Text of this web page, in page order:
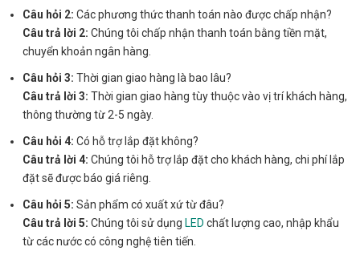
Câu hỏi 2: Các phương thức thanh toán nào được chấp nhận?
Câu trả lời 2: Chúng tôi chấp nhận thanh toán bằng tiền mặt,
chuyển khoản ngân hàng.
Câu hỏi 3: Thời gian giao hàng là bao lâu?
Câu trả lời 3: Thời gian giao hàng tùy thuộc vào vị trí khách hàng,
thông thường từ 2-5 ngày.
Câu hỏi 4: Có hỗ trợ lắp đặt không?
Câu trả lời 4: Chúng tôi hỗ trợ lắp đặt cho khách hàng, chi phí lắp
đặt sẽ được báo giá riêng.
Câu hỏi 5: Sản phẩm có xuất xứ từ đâu?
Câu trả lời 5: Chúng tôi sử dụng LED chất lượng cao, nhập khẩu
từ các nước có công nghệ tiên tiến.